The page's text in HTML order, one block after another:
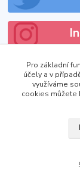
Pro základní
účely a v
využíváme
cookies můžete